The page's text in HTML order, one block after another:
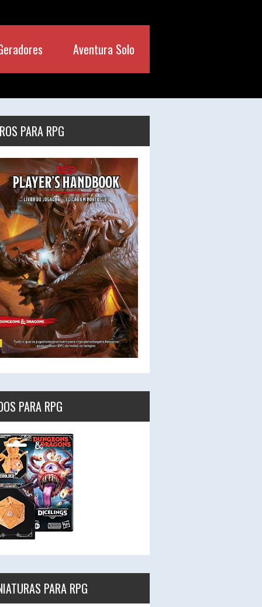
Aventura Solo
PARA RPG
PARA RPG
PARA RPG